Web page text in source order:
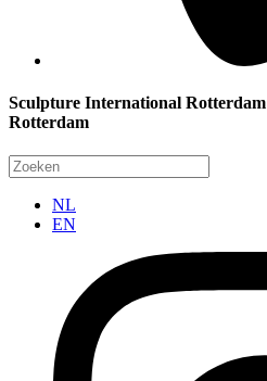
Sculpture International
Rotterdam
NL
EN